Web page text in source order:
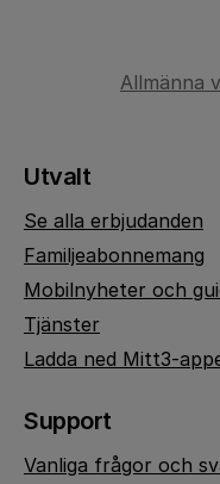
Allmänna
Utvalt
Se alla erbjudanden
Familjeabonnemang
Mobilnyheter och
Tjänster
Ladda ned Mitt3-
Support
Vanliga frågor och